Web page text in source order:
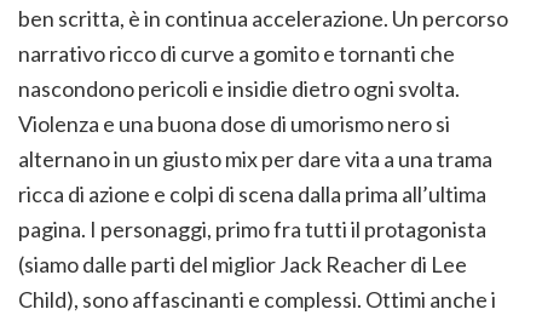
ben scritta, è in continua accelerazione. Un percorso
narrativo ricco di curve a gomito e tornanti che
nascondono pericoli e insidie dietro ogni svolta.
Violenza e una buona dose di umorismo nero si
alternano in un giusto mix per dare vita a una trama
ricca di azione e colpi di scena dalla prima all’ultima
pagina. I personaggi, primo fra tutti il protagonista
(siamo dalle parti del miglior Jack Reacher di Lee
Child), sono affascinanti e complessi. Ottimi anche i